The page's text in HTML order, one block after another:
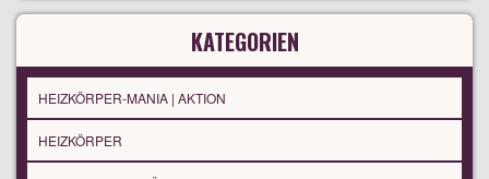
KATEGORIEN
HEIZKÖRPER-MANIA | AKTION
HEIZKÖRPER